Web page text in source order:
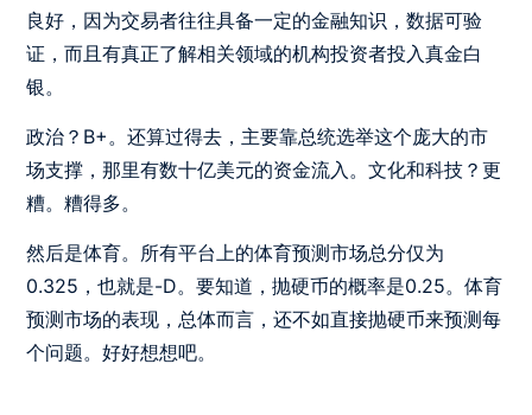
良好，因为交易者往往具备一定的金融知识，数据可验
证，而且有真正了解相关领域的机构投资者投入真金白
银。
政治？B+。还算过得去，主要靠总统选举这个庞大的市
场支撑，那里有数十亿美元的资金流入。文化和科技？更
糟。糟得多。
然后是体育。所有平台上的体育预测市场总分仅为
0.325，也就是-D。要知道，抛硬币的概率是0.25。体育
预测市场的表现，总体而言，还不如直接抛硬币来预测每
个问题。好好想想吧。